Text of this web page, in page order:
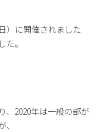
）に開催されました
た。
、2020年は一般の部が